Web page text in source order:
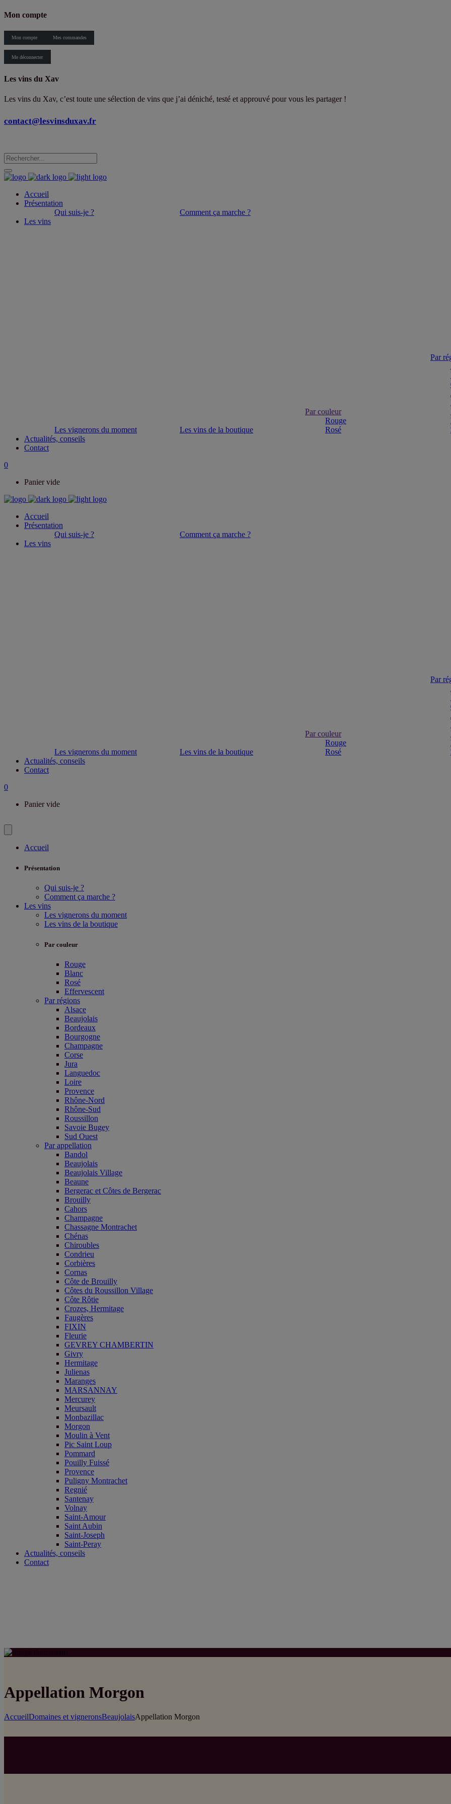
Mon compte
Mon compte Mes commandes
Me déconnecter
Les vins du Xav
Les vins du Xav, c’est toute une sélection de vins que j’ai déniché, testé et approuvé pour vous les partager !
contact@lesvinsduxav.fr
Accueil
Présentation
Qui suis-je ?
Comment ça marche ?
Les vins
Les vignerons du moment Les vins de la boutique
Par couleur
Rouge
Rosé
Par
Actualités, conseils
Contact
0
Panier vide
Accueil
Présentation
Qui suis-je ?
Comment ça marche ?
Les vins
Les vignerons du moment Les vins de la boutique
Par couleur
Rouge
Rosé
Par
Actualités, conseils
Contact
0
Panier vide
Accueil
Présentation
Qui suis-je ?
Comment ça marche ?
Les vins
Les vignerons du moment
Les vins de la boutique
Par couleur
Rouge
Blanc
Rosé
Effervescent
Par régions
Alsace
Beaujolais
Bordeaux
Bourgogne
Champagne
Corse
Jura
Languedoc
Loire
Provence
Rhône-Nord
Rhône-Sud
Roussillon
Savoie Bugey
Sud Ouest
Par appellation
Bandol
Beaujolais
Beaujolais Village
Beaune
Bergerac et Côtes de Bergerac
Brouilly
Cahors
Champagne
Chassagne Montrachet
Chénas
Chiroubles
Condrieu
Corbières
Cornas
Côte de Brouilly
Côtes du Roussillon Village
Côte Rôtie
Crozes, Hermitage
Faugères
FIXIN
Fleurie
GEVREY CHAMBERTIN
Givry
Hermitage
Julienas
Maranges
MARSANNAY
Mercurey
Meursault
Monbazillac
Morgon
Moulin à Vent
Pic Saint Loup
Pommard
Pouilly Fuissé
Provence
Puligny Montrachet
Regnié
Santenay
Volnay
Saint-Amour
Saint Aubin
Saint-Joseph
Saint-Peray
Actualités, conseils
Contact
Appellation Morgon
AccueilDomaines et vigneronsBeaujolaisAppellation Morgon